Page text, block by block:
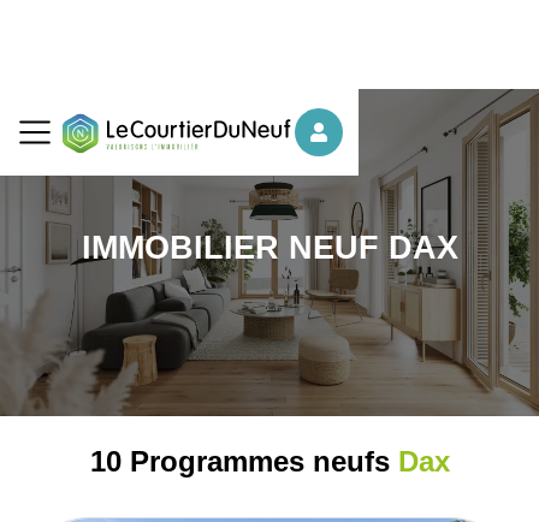
IMMOBILIER NEUF DAX
10 Programmes neufs Dax